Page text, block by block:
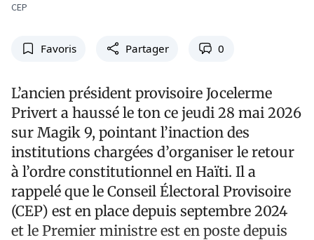
CEP
Favoris Partager 0
L’ancien président provisoire Jocelerme
Privert a haussé le ton ce jeudi 28 mai 2026
sur Magik 9, pointant l’inaction des
institutions chargées d’organiser le retour
à l’ordre constitutionnel en Haïti. Il a
rappelé que le Conseil Électoral Provisoire
(CEP) est en place depuis septembre 2024
et le Premier ministre est en poste depuis